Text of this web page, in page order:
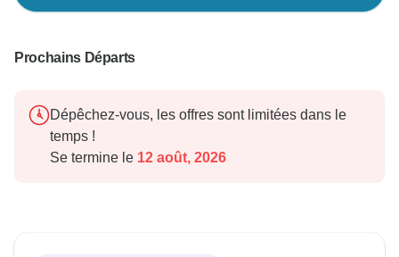
Prochains Départs
Dépêchez-vous, les offres sont limitées dans le
temps !
Se termine le 12 août, 2026